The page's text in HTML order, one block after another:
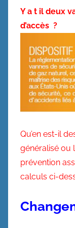
Y a t il deux
d’accès ?
Qu’en est-il
généralisé ou
prévention
calculs ci-